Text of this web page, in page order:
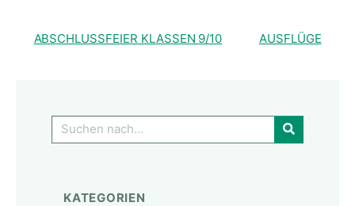
ABSCHLUSSFEIER KLASSEN 9/10 AUSFLÜGE
GO!
KATEGORIEN